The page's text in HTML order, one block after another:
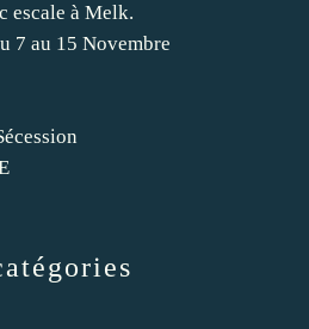
escale à Melk.
7 au 15 Novembre